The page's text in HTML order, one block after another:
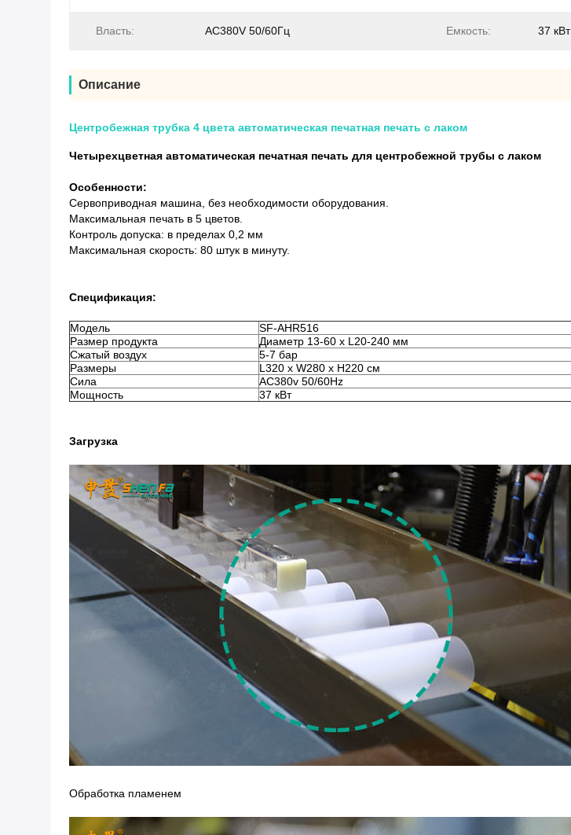
Власть: AC380V 50/60Гц Емкость: 37 кВт
Описание
Центробежная трубка 4 цвета автоматическая печатная печать с лаком
Четырехцветная автоматическая печатная печать для центробежной трубы с лаком
Особенности:
Сервоприводная машина, без необходимости оборудования.
Максимальная печать в 5 цветов.
Контроль допуска: в пределах 0,2 мм
Максимальная скорость: 80 штук в минуту.
Спецификация:
Модель
SF-AHR516
Размер продукта
Диаметр 13-60 x L20-240 мм
Сжатый воздух
5-7 бар
Размеры
L320 x W280 x H220 см
Сила
AC380v 50/60Hz
Мощность
37 кВт
Загрузка
Обработка пламенем